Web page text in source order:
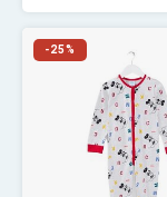
geleverd inclusief
36x44 cm. Geschikt
meeste
-25%